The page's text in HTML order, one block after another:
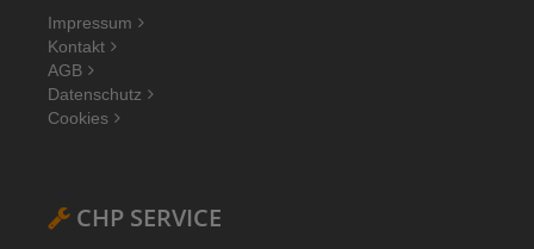
Impressum
Kontakt
AGB
Datenschutz
Cookies
CHP SERVICE